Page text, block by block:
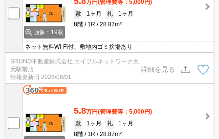
画像：19枚
万円(管理費等：5,000円)
敷
1ヶ月 礼
1ヶ月
8階
1R 28.87m²
ネット無料Wi-Fi付、敷地内ゴミ捨場あり
BRUNO不動産株式会社 エイブルネットワーク大
元駅前店
情報更新日 2026/08/01
詳細を見る
5.8万円(管理費等：5,000円)
敷
1ヶ月 礼
1ヶ月
8階
1R 28.87m²